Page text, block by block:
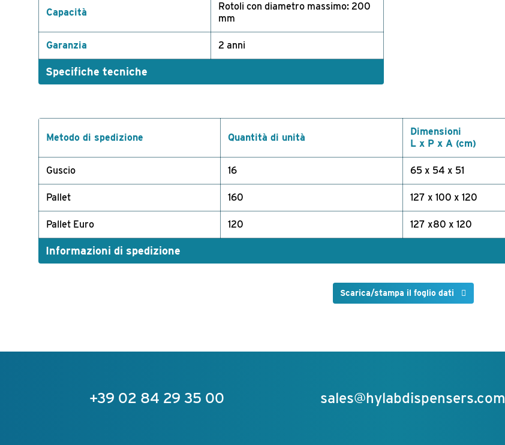
Capacità
Rotoli con diametro massimo: 200
mm
Garanzia 2 anni
Specifiche tecniche
Metodo di spedizione Quantità di unità
Dimensioni
L x P x A (cm)
Guscio 16 65 x 54 x 51
Pallet 160 127 x 100 x 120
Pallet Euro 120 127 x80 x 120
Informazioni di spedizione
Scarica/stampa il foglio dati
+39 02 84 29 35 00 sales@hylabdispensers.com